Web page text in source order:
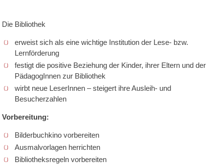
Die Bibliothek
erweist sich als eine wichtige Institution der Lese- bzw.
Lernförderung
festigt die positive Beziehung der Kinder, ihrer Eltern und der
PädagogInnen zur Bibliothek
wirbt neue LeserInnen – steigert ihre Ausleih- und
Besucherzahlen
Vorbereitung:
Bilderbuchkino vorbereiten
Ausmalvorlagen herrichten
Bibliotheksregeln vorbereiten